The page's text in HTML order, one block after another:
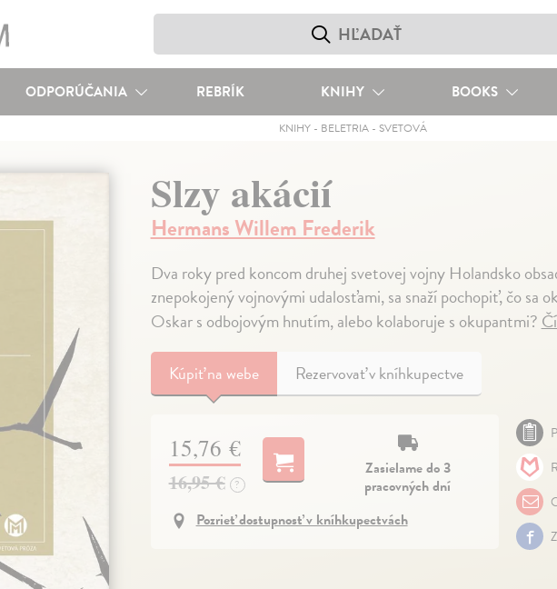
ODPORÚČANIA REBRÍK KNIHY BOOKS
KNIHY - BELETRIA - SVETOVÁ
Slzy akácií
Hermans Willem Frederik
Dva roky pred koncom druhej svetovej vojny Holandsko
znepokojený vojnovými udalosťami, sa snaží pochopiť, čo sa
Oskar s odbojovým hnutím, alebo kolaboruje s okupantmi?
Kúpiťna webe Rezervovať v kníhkupectve
15,76 €
16,95 € ?
Zasielame do 3
pracovných dní
Pozrieť dostupnosť v kníhkupectvách